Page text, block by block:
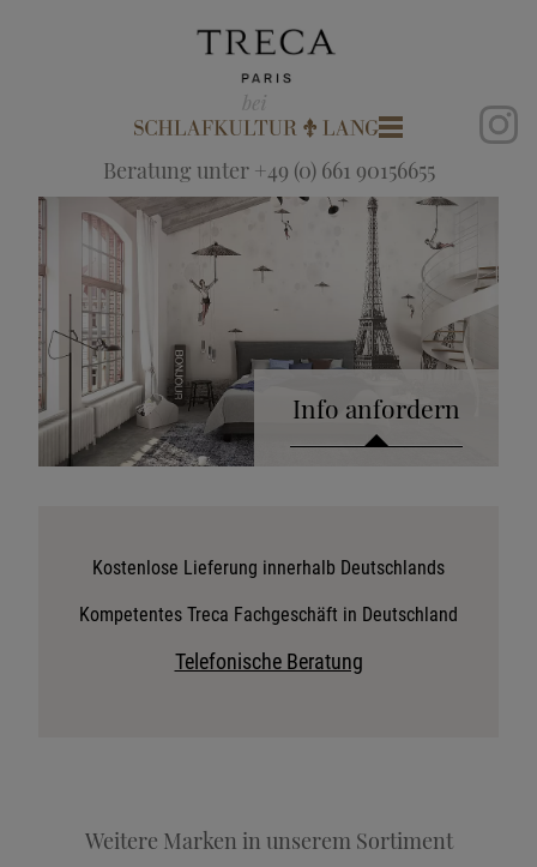
Beratung unter +49 (0) 661 90156655
Info anfordern
Stoffkollektion anfordern
Telefonische Beratung anfordern
Kostenlose Lieferung innerhalb Deutschlands
Kompetentes Treca Fachgeschäft in Deutschland
Telefonische Beratung
Weitere Marken in unserem Sortiment